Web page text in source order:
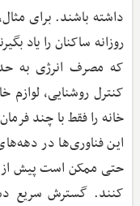
داشته باشند. برای
روزانه ساکنان را یاد
که مصرف انرژی به
کنترل روشنایی،
خانه را فقط با چند
این فناوری‌ها در
حتی ممکن است پیش از
کنند. گسترش سریع